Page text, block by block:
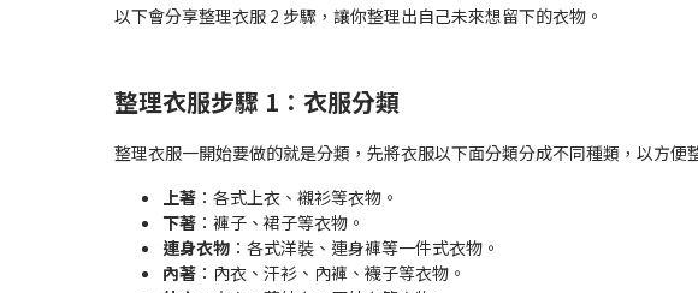
以下會分享整理衣服 2 步驟，讓你整理出自己未來想留下的衣物。
整理衣服步驟 1：衣服分類
整理衣服一開始要做的就是分類，先將衣服以下面分類分成不同種類，以方便
上著 ：各式上衣、襯衫等衣物。
下著 ：褲子、裙子等衣物。
連身衣物 ：各式洋裝、連身褲等一件式衣物。
內著 ：內衣、汗衫、內褲、襪子等衣物。